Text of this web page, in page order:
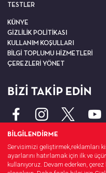
TESTLER
KÜNYE
GİZLİLİK POLİTİKASI
KULLANIM KOŞULLARI
BİLGİ TOPLUMU HİZMETLERİ
ÇEREZLERİ YÖNET
BİZİ TAKİP EDİN
BİLGİLENDİRME
Servisimizi geliştirmek,reklamları
ayarlarını hatırlamak için ilk ve
kullanıyoruz. Devam ederken, çerez